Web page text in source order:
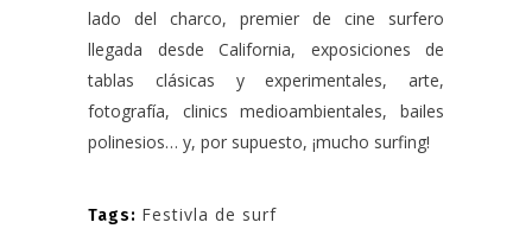
lado del charco, premier de cine surfero
llegada desde California, exposiciones de
tablas clásicas y experimentales, arte,
fotografía, clinics medioambientales, bailes
polinesios… y, por supuesto, ¡mucho surfing!
Tags: Festivla de surf